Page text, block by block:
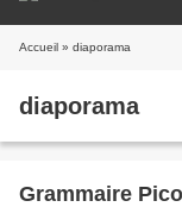
Accueil » diaporama
diaporama
Grammaire